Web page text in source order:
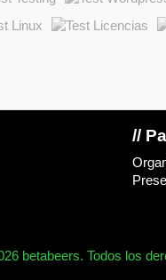
//
betabeers. Todos los